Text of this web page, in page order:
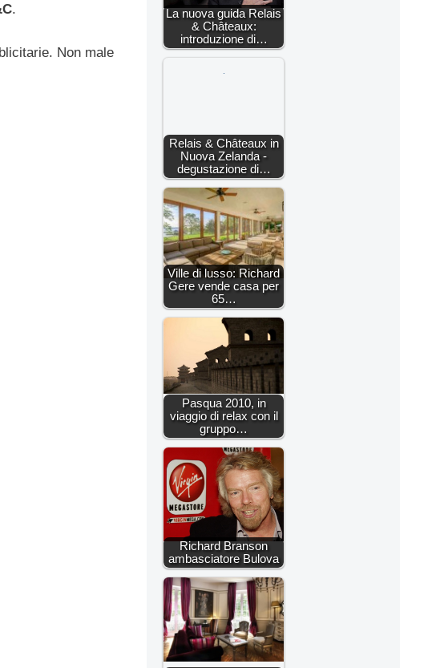
.
Non male
La nuova guida Relais
& Châteaux:
introduzione di…
Relais & Châteaux in
Nuova Zelanda -
degustazione di…
Ville di lusso: Richard
Gere vende casa per
65…
Pasqua 2010, in
viaggio di relax con il
gruppo…
Richard Branson
ambasciatore Bulova